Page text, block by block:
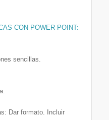
CON POWER POINT:
sencillas.
Dar formato. Incluir